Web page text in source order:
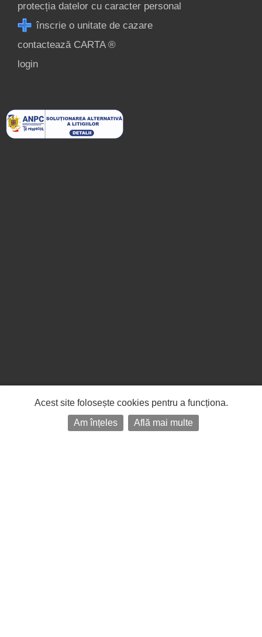
protecția datelor cu caracter personal
înscrie o unitate de cazare
contactează CARTA ®
login
Acest site folosește cookies pentru a funcționa.
Am înțeles
Află mai multe